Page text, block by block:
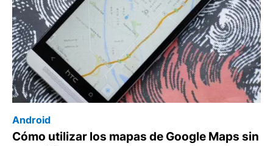
Android
Cómo utilizar los mapas de Google Maps sin